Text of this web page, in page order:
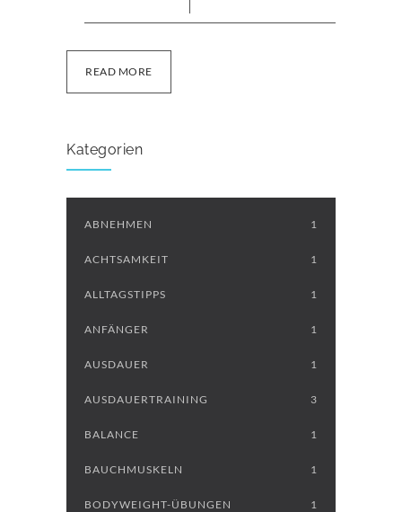
READ MORE
Kategorien
ABNEHMEN 1
ACHTSAMKEIT 1
ALLTAGSTIPPS 1
ANFÄNGER 1
AUSDAUER 1
AUSDAUERTRAINING 3
BALANCE 1
BAUCHMUSKELN 1
BODYWEIGHT-ÜBUNGEN 1